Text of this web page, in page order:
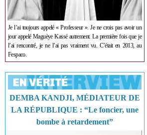
Je l’ai toujours appelé « Professeur ». Je ne crois pas avoir un
jour appelé Maguèye Kassé autrement. La première fois que je
l’ai rencontré, je ne l’ai pas vraiment vu. C’était en 2013, au
Fespaco.
DEMBA KANDJI, MÉDIATEUR DE
LA RÉPUBLIQUE : “Le foncier, une
bombe à retardement”